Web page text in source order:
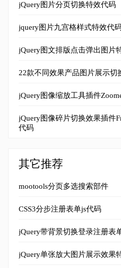
jQuery图片分页切换特效代码
jquery图片九宫格样式特效代
jQuery图文排版点击弹出图片
22款不同效果产品图片展示切
jQuery图像缩放工具插件
jQuery图像碎片切换效果插件
代码
其它推荐
mootools分页多选搜索部件
CSS3分步注册表单js代码
jQuery带背景切换登录注册表
jQuery单张放大图片展示效果